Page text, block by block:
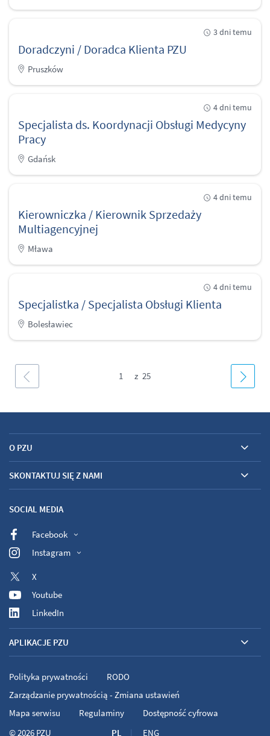
Doradczyni / Doradca Klienta PZU
3 dni temu
Pruszków
Specjalista ds. Koordynacji Obsługi Medycyny
Pracy
4 dni temu
Gdańsk
Kierowniczka / Kierownik Sprzedaży
Multiagencyjnej
4 dni temu
Mława
Specjalistka / Specjalista Obsługi Klienta
4 dni temu
Bolesławiec
1
O PZU
SKONTAKTUJ SIĘ Z NAMI
SOCIAL MEDIA
Facebook
Instagram
X
Youtube
LinkedIn
APLIKACJE PZU
PL ENG
Polityka prywatności
RODO
Zarządzanie prywatnością - Zmiana ustawień
Mapa serwisu
Regulaminy
Dostępność cyfrowa
© 2026 PZU